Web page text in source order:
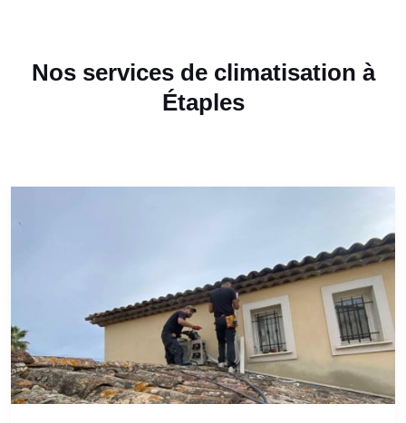
Nos services de climatisation à
Étaples